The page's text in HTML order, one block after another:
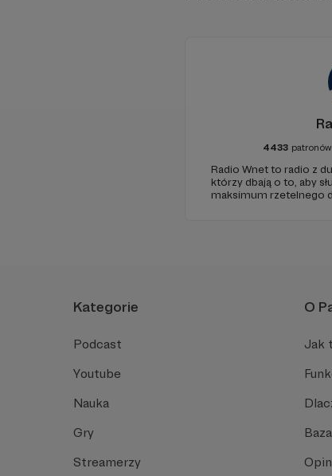
4433 patronów
Radio Wnet to radio z
którzy dbają o to, aby
maksimum rzetelnego
Kategorie
Podcast
Youtube
Nauka
Gry
Streamerzy
O
Jak